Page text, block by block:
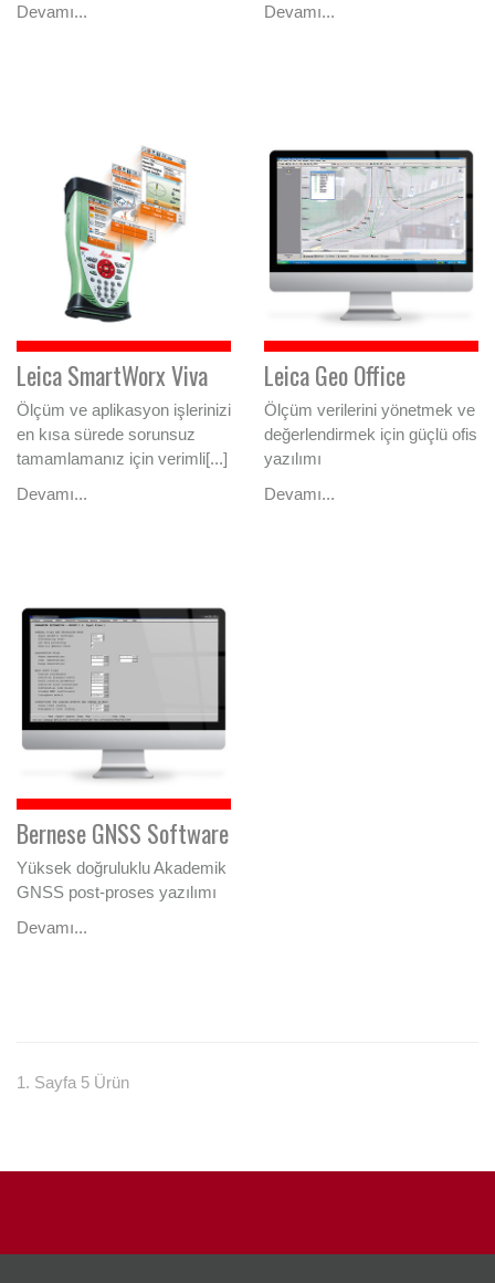
Devamı...
Devamı...
Leica SmartWorx Viva
Ölçüm ve aplikasyon işlerinizi
en kısa sürede sorunsuz
tamamlamanız için verimli[...]
Devamı...
Leica Geo Office
Ölçüm verilerini yönetmek ve
değerlendirmek için güçlü ofis
yazılımı
Devamı...
Bernese GNSS Software
Yüksek doğruluklu Akademik
GNSS post-proses yazılımı
Devamı...
1. Sayfa 5 Ürün